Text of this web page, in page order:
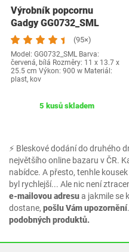
⚡ Bleskové dodání do druhého
největšího online bazaru v ČR.
nabídce. A přesto, tenhle
byl rychlejší... Ale nic není
e-mailovou adresua jakmile se
dostane, pošlu Vám upozornění
podobných produktů.
Výrobník popcornu
Gadgy GG0732_SML
(95×)
Model: ‎GG0732_SML Barva:
červená, bílá Rozměry: ‎11 x 13.7 x
25.5 cm Výkon: 900 w Materiál:
plast, kov
5 kusů skladem